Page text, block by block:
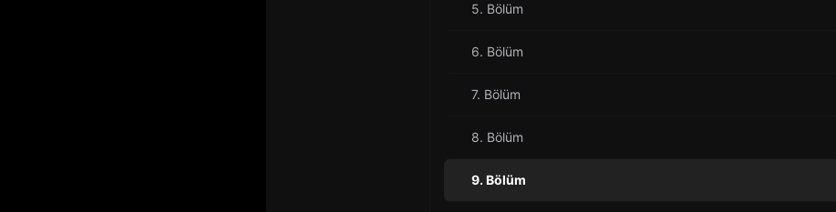
5. Bölüm
6. Bölüm
7. Bölüm
8. Bölüm
9. Bölüm